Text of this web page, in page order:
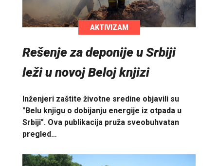
AKTIVIZAM
Rešenje za deponije u Srbiji
leži u novoj Beloj knjizi
Inženjeri zaštite životne sredine objavili su
"Belu knjigu o dobijanju energije iz otpada u
Srbiji". Ova publikacija pruža sveobuhvatan
pregled…